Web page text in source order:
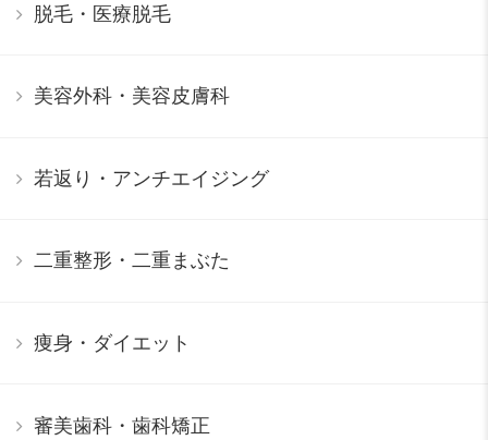
脱毛・医療脱毛
美容外科・美容皮膚科
若返り・アンチエイジング
二重整形・二重まぶた
痩身・ダイエット
審美歯科・歯科矯正